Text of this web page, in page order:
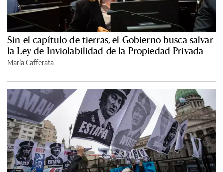
Sin el capítulo de tierras, el Gobierno busca salvar
la Ley de Inviolabilidad de la Propiedad Privada
María Cafferata